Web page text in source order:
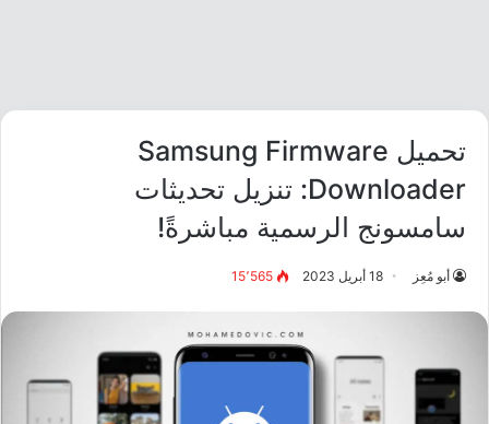
تحميل Samsung Firmware
Downloader: تنزيل تحديثات
سامسونج الرسمية مباشرةً!
أبو مُعِز 18 أبريل 2023 15٬565